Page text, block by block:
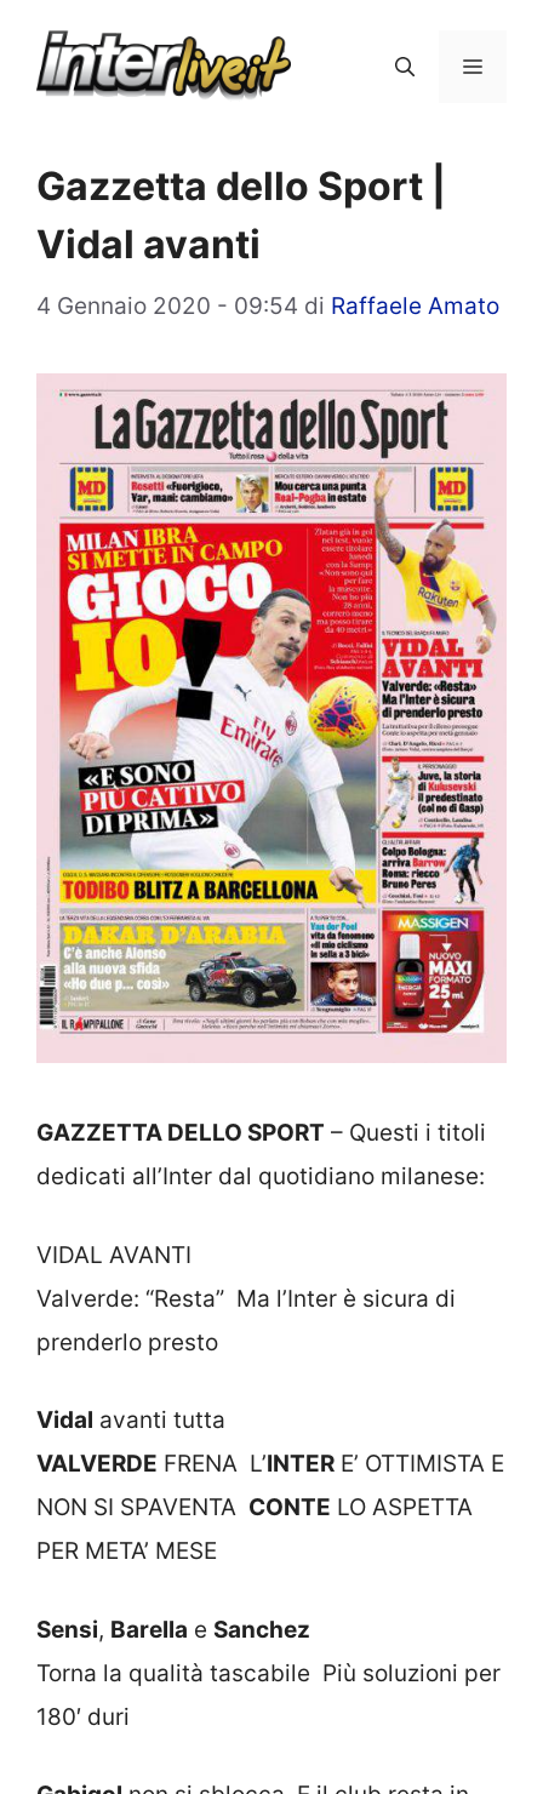
Menu
Gazzetta dello Sport |
Vidal avanti
4 Gennaio 2020 - 09:54 di Raffaele Amato
GAZZETTA DELLO SPORT – Questi i titoli
dedicati all’Inter dal quotidiano milanese:
VIDAL AVANTI
Valverde: “Resta” Ma l’Inter è sicura di
prenderlo presto
Vidal avanti tutta
VALVERDE FRENA L’INTER E’ OTTIMISTA E
NON SI SPAVENTA CONTE LO ASPETTA
PER META’ MESE
Sensi, Barella e Sanchez
Torna la qualità tascabile Più soluzioni per
180′ duri